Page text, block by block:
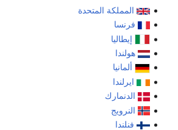
المملكة المتحدة
فرنسا
إيطاليا
هولندا
ألمانيا
ايرلندا
الدنمارك
النرويج
فنلندا